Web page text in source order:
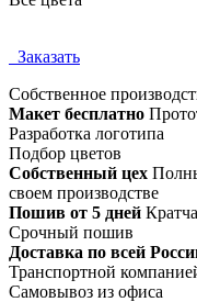
Заказать
Собственное
Макет бесплатно
Разработка логотипа
Подбор цветов
Собственный цех
своем производстве
Пошив от 5 дней
Срочный пошив
Доставка по всей
Транспортной
Самовывоз из офиса